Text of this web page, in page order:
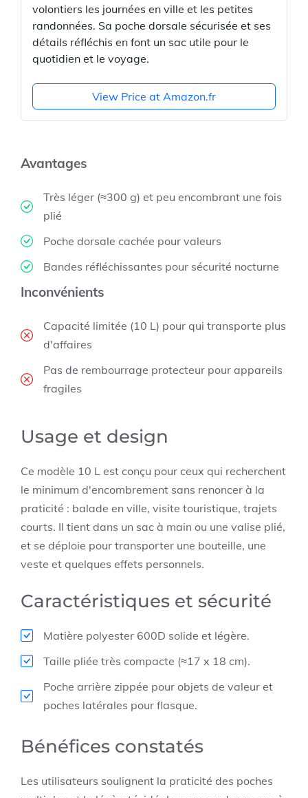
volontiers les journées en ville et les petites
randonnées. Sa poche dorsale sécurisée et ses
détails réfléchis en font un sac utile pour le
quotidien et le voyage.
View Price at Amazon.fr
Avantages
Très léger (≈300 g) et peu encombrant une fois
plié
Poche dorsale cachée pour valeurs
Bandes réfléchissantes pour sécurité nocturne
Inconvénients
Capacité limitée (10 L) pour qui transporte plus
d'affaires
Pas de rembourrage protecteur pour appareils
fragiles
Usage et design
Ce modèle 10 L est conçu pour ceux qui recherchent
le minimum d'encombrement sans renoncer à la
praticité : balade en ville, visite touristique, trajets
courts. Il tient dans un sac à main ou une valise plié,
et se déploie pour transporter une bouteille, une
veste et quelques effets personnels.
Caractéristiques et sécurité
Matière polyester 600D solide et légère.
Taille pliée très compacte (≈17 x 18 cm).
Poche arrière zippée pour objets de valeur et
poches latérales pour flasque.
Bénéfices constatés
Les utilisateurs soulignent la praticité des poches